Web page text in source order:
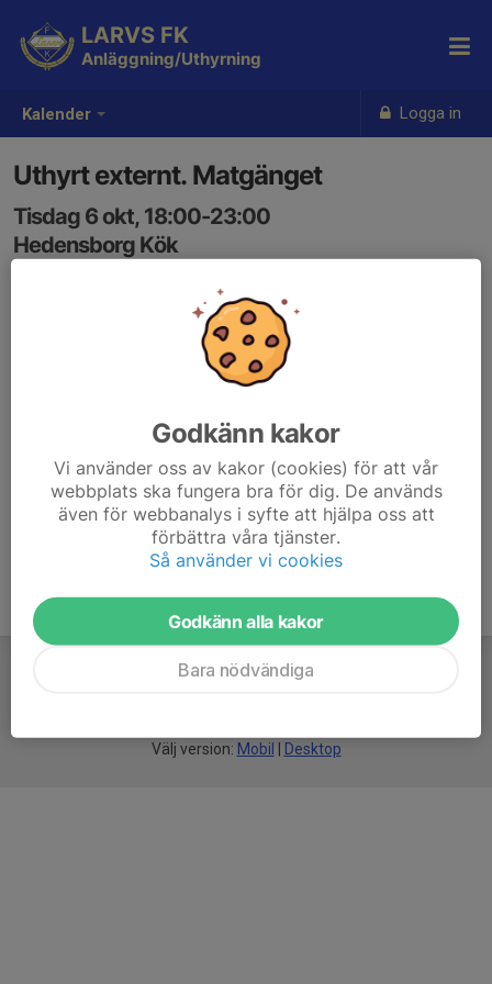
Kalender Logga in
LARVS FK
Anläggning/Uthyrning
Uthyrt externt. Matgänget
Tisdag 6 okt, 18:00-23:00
Hedensborg Kök
Välj version: Mobil Desktop
Godkänn kakor
Vi använder oss av kakor (cookies) för att vår
webbplats ska fungera bra för dig. De används
även för webbanalys i syfte att hjälpa oss att
förbättra våra tjänster.
Så använder vi cookies
Godkänn alla kakor
Bara nödvändiga